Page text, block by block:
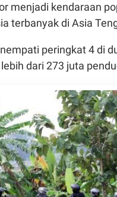
menjadi kendaraan
terbanyak di Asia
peringkat 4 di
dari 273 juta